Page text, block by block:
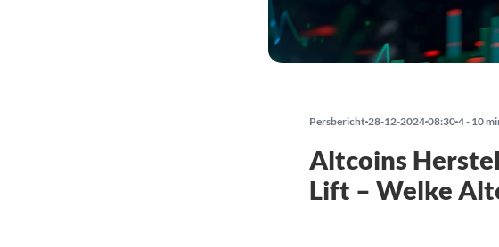
Persbericht 28-12-2024 08:30 4 - 10
Altcoins
Lift – Welke